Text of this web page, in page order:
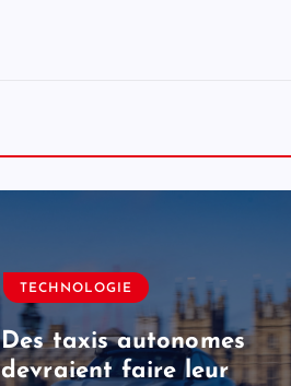
TECHNOLOGIE
Des taxis autonomes
devraient faire leur